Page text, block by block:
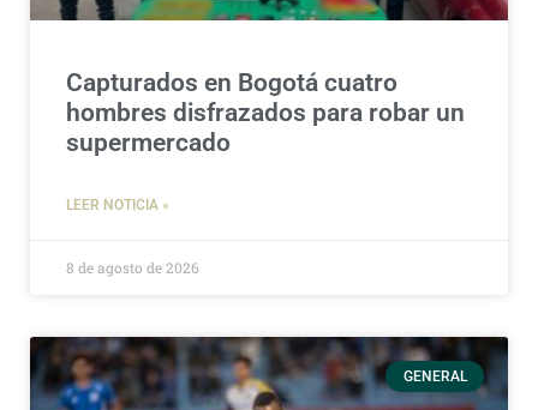
Capturados en Bogotá cuatro
hombres disfrazados para robar un
supermercado
LEER NOTICIA »
8 de agosto de 2026
GENERAL